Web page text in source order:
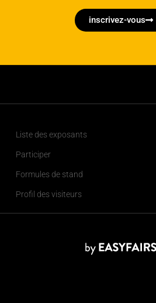
inscrivez-vous
Liste des exposants
Participer
Formules de stand
Profil des visiteurs